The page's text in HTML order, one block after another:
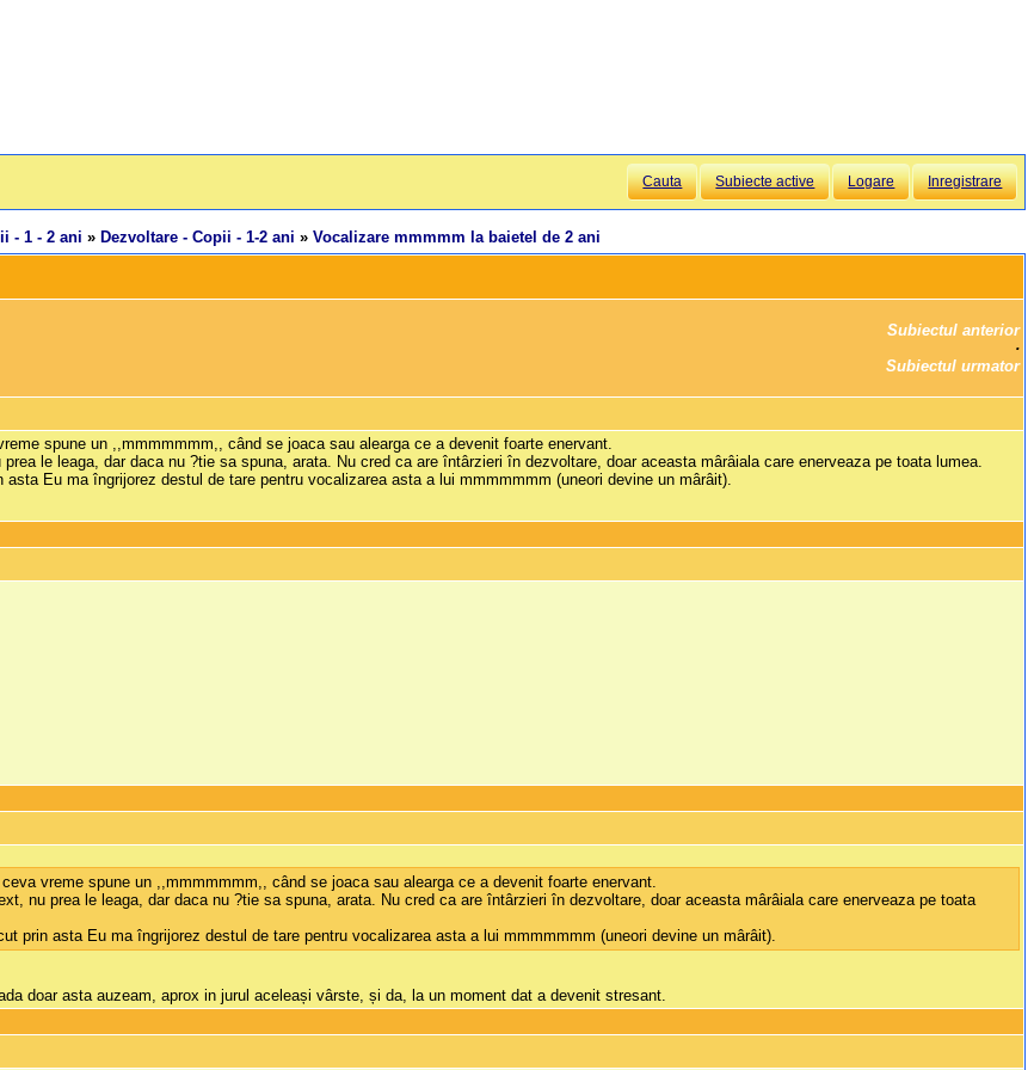
Cauta Subiecte active Logare Inregistrare
- 1 - 2 ani » Dezvoltare - Copii - 1-2 ani »Vocalizare mmmmm la baietel de 2 ani
Subiectul anterior
Subiectul urmator
spune un ,,mmmmmmm,, când se joaca sau alearga ce a devenit foarte enervant.
le leaga, dar daca nu ?tie sa spuna, arata. Nu cred ca are întârzieri în dezvoltare, doar aceasta mârâiala care enerveaza pe toata lumea.
Eu ma îngrijorez destul de tare pentru vocalizarea asta a lui mmmmmmm (uneori devine un mârâit).
vreme spune un ,,mmmmmmm,, când se joaca sau alearga ce a devenit foarte enervant.
nu prea le leaga, dar daca nu ?tie sa spuna, arata. Nu cred ca are întârzieri în dezvoltare, doar aceasta mârâiala care enerveaza pe toata
prin asta Eu ma îngrijorez destul de tare pentru vocalizarea asta a lui mmmmmmm (uneori devine un mârâit).
doar asta auzeam, aprox in jurul aceleași vârste, și da, la un moment dat a devenit stresant.